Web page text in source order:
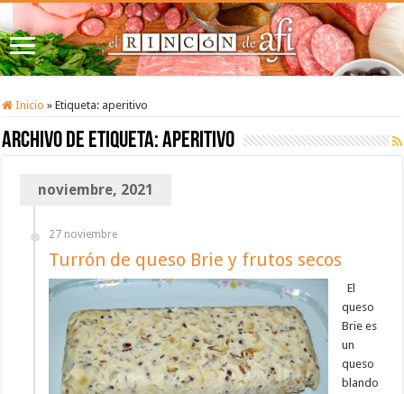
Inicio » Etiqueta: aperitivo
Archivo de etiqueta:aperitivo
noviembre, 2021
27 noviembre
Turrón de queso Brie y frutos secos
El
queso
Brie es
un
queso
blando